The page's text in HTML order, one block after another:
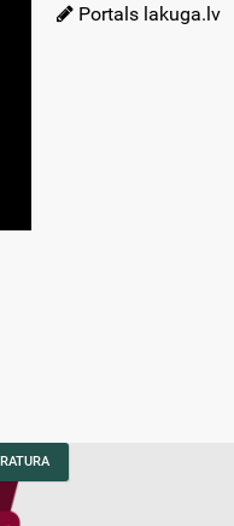
Portals lakuga.lv